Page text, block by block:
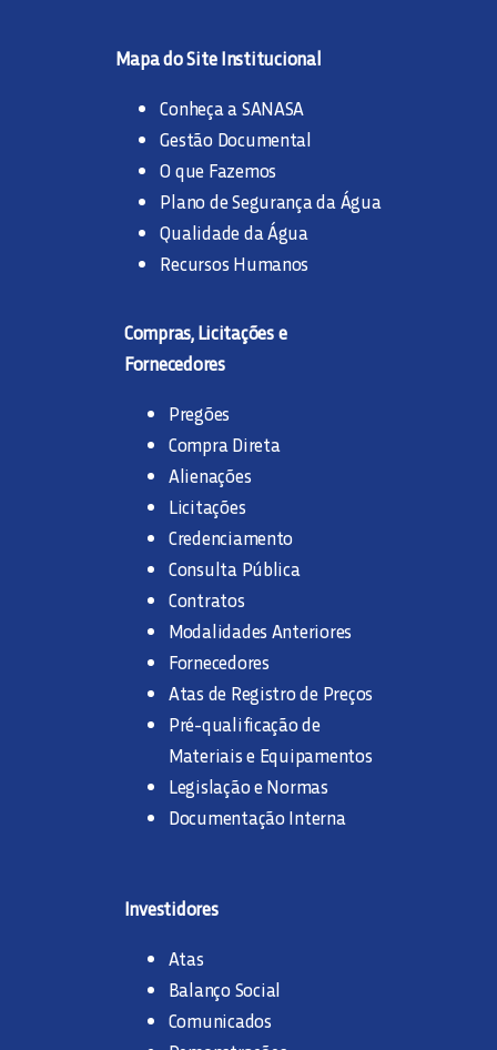
Mapa do Site Institucional
Conheça a SANASA
Gestão Documental
O que Fazemos
Plano de Segurança da Água
Qualidade da Água
Recursos Humanos
Compras, Licitações e
Fornecedores
Pregões
Compra Direta
Alienações
Licitações
Credenciamento
Consulta Pública
Contratos
Modalidades Anteriores
Fornecedores
Atas de Registro de Preços
Pré-qualificação de
Materiais e Equipamentos
Legislação e Normas
Documentação Interna
Investidores
Atas
Balanço Social
Comunicados